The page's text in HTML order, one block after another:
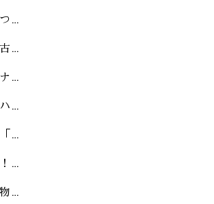
…
…
…
…
…
…
…